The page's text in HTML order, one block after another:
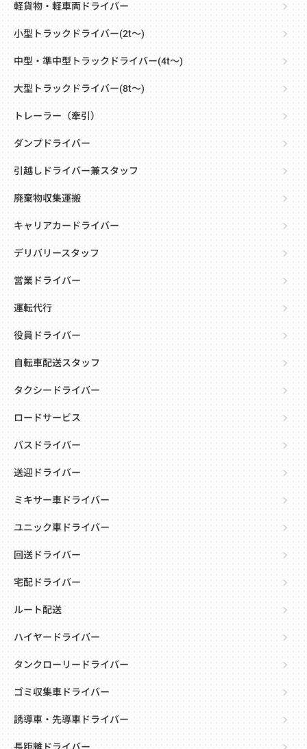
軽貨物・軽車両ドライバー
小型トラックドライバー(2t～)
中型・準中型トラックドライバー(4t～)
大型トラックドライバー(8t～)
トレーラー（牽引）
ダンプドライバー
引越しドライバー兼スタッフ
廃棄物収集運搬
キャリアカードライバー
デリバリースタッフ
営業ドライバー
運転代行
役員ドライバー
自転車配送スタッフ
タクシードライバー
ロードサービス
バスドライバー
送迎ドライバー
ミキサー車ドライバー
ユニック車ドライバー
回送ドライバー
宅配ドライバー
ルート配送
ハイヤードライバー
タンクローリードライバー
ゴミ収集車ドライバー
誘導車・先導車ドライバー